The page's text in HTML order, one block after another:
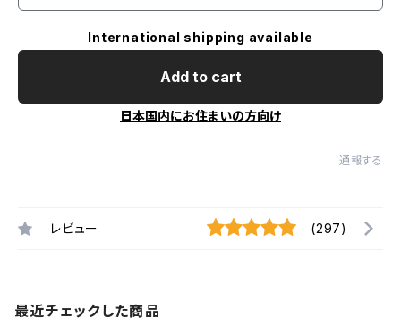
International shipping available
Add to cart
日本国内にお住まいの方向け
通報する
レビュー (297)
最近チェックした商品